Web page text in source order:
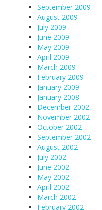
September 2009
August 2009
July 2009
June 2009
May 2009
April 2009
March 2009
February 2009
January 2009
January 2008
December 2002
November 2002
October 2002
September 2002
August 2002
July 2002
June 2002
May 2002
April 2002
March 2002
February 2002